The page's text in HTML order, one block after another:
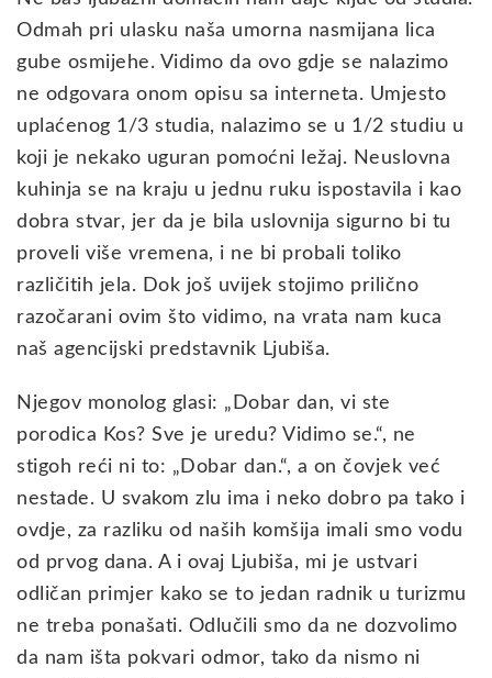
Odmah pri ulasku naša umorna nasmijana lica
gube osmijehe. Vidimo da ovo gdje se nalazimo
ne odgovara onom opisu sa interneta. Umjesto
uplaćenog 1/3 studia, nalazimo se u 1/2 studiu u
koji je nekako uguran pomoćni ležaj. Neuslovna
kuhinja se na kraju u jednu ruku ispostavila i kao
dobra stvar, jer da je bila uslovnija sigurno bi tu
proveli više vremena, i ne bi probali toliko
različitih jela. Dok još uvijek stojimo prilično
razočarani ovim što vidimo, na vrata nam kuca
naš agencijski predstavnik Ljubiša.
Njegov monolog glasi: „Dobar dan, vi ste
porodica Kos? Sve je uredu? Vidimo se.“, ne
stigoh reći ni to: „Dobar dan.“, a on čovjek već
nestade. U svakom zlu ima i neko dobro pa tako i
ovdje, za razliku od naših komšija imali smo vodu
od prvog dana. A i ovaj Ljubiša, mi je ustvari
odličan primjer kako se to jedan radnik u turizmu
ne treba ponašati. Odlučili smo da ne dozvolimo
da nam išta pokvari odmor, tako da nismo ni